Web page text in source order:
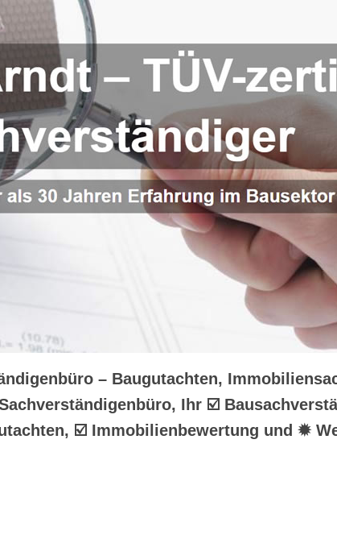
– Baugutachten,
Ihr ☑️
☑️ Immobilienbewertung und ✹